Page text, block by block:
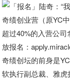
奇绩创业营（原YC
超过40%的入营公
放报名：
奇绩创坛的前身是
软执行副总裁、雅虎